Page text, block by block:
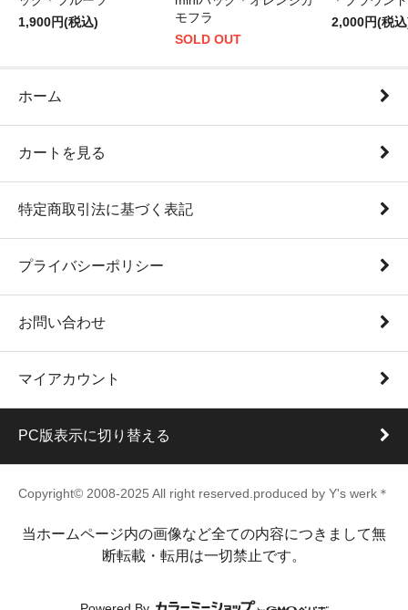
1,900円(税込)
モフラ
SOLD OUT
2,000円(税
ホーム
カートを見る
特定商取引法に基づく表記
プライバシーポリシー
お問い合わせ
マイアカウント
PC版表示に切り替える
Copyright© 2008-2025 All right reserved.produced by Y's werk＊
当ホームページ内の画像など全ての内容につきまして無
断転載・転用は一切禁止です。